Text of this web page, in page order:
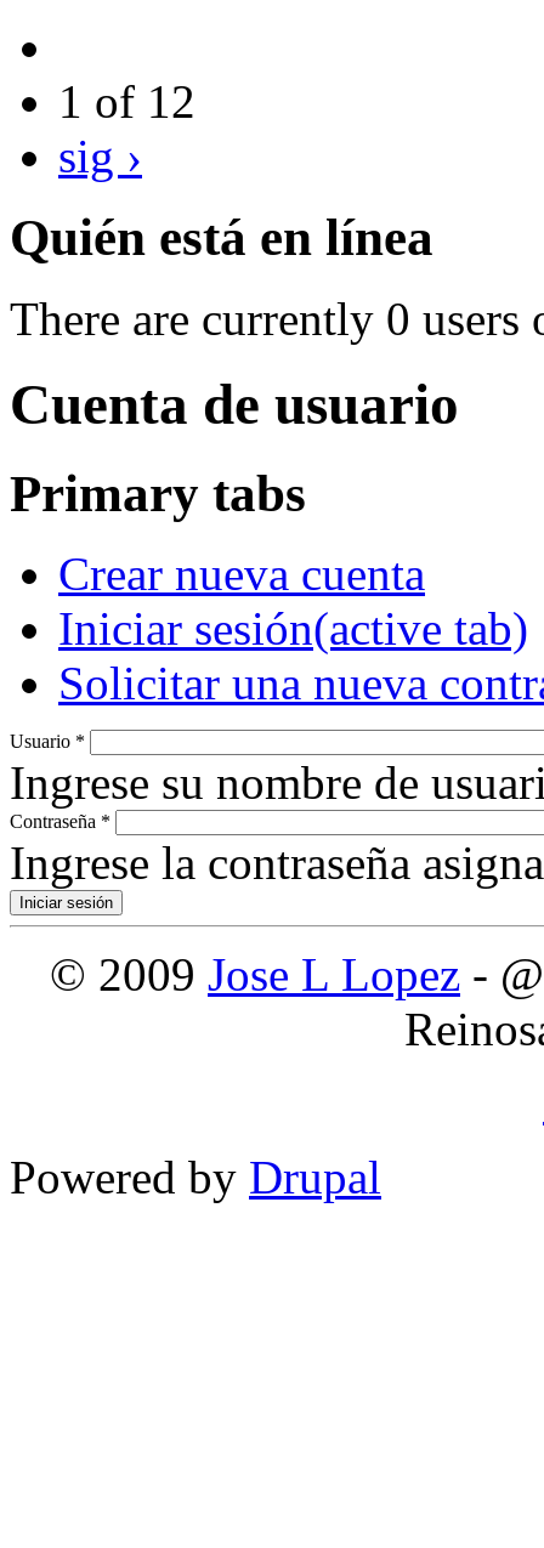
1 of 12
sig ›
Quién está en línea
There are currently 0 users
Cuenta de usuario
Primary tabs
Crear nueva cuenta
Iniciar sesión(active tab)
Solicitar una nueva
Usuario *
Ingrese su nombre de
Contraseña *
Ingrese la contraseña
© 2009 Jose L Lopez -
Powered by Drupal